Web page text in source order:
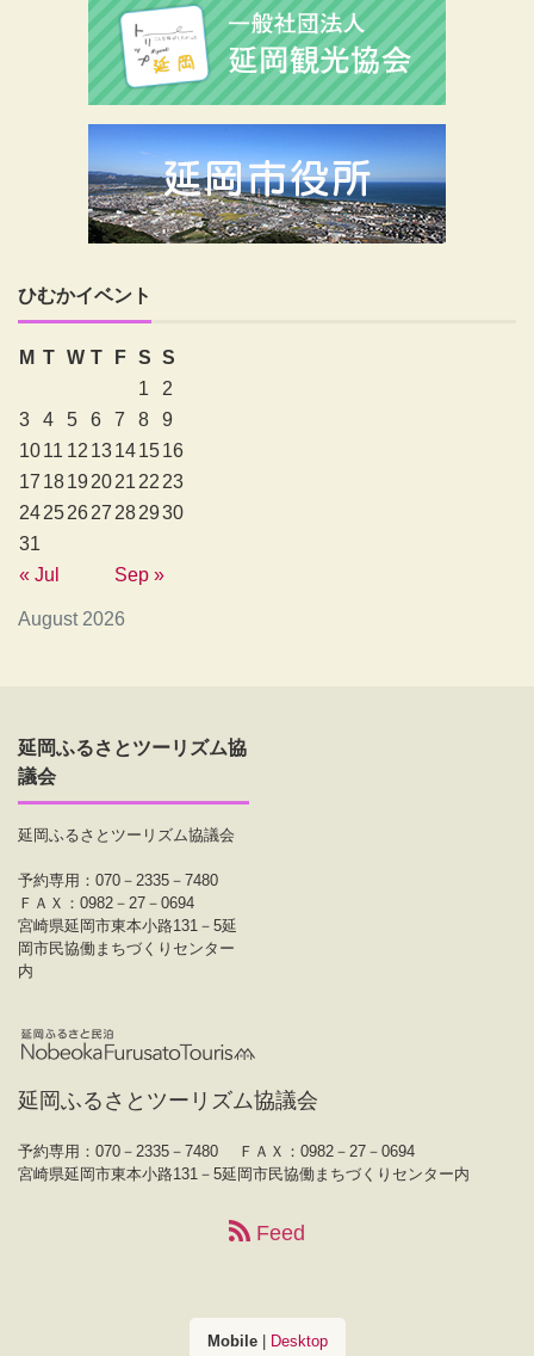
ひむかイベント
August 2026
M T W T F S S
1
2
3
4 5 6 7 8
9
1011 12 13141516
17 181920212223
24252627282930
31
« Jul
Sep »
延岡ふるさとツーリズム協
議会
延岡ふるさとツーリズム協議会
予約専用：070－2335－7480
ＦＡＸ：0982－27－0694
宮崎県延岡市東本小路131－5延
岡市民協働まちづくりセンター
内
延岡ふるさとツーリズム協議会
予約専用：070－2335－7480
ＦＡＸ：0982－27－0694
宮崎県延岡市東本小路131－5延岡市民協働まちづくりセンター内
Feed
Mobile| Desktop